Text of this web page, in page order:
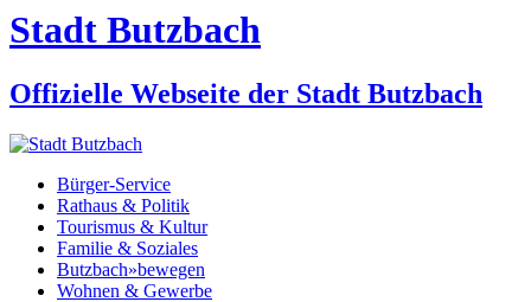
Stadt Butzbach
Offizielle Webseite der Stadt Butzbach
Bürger-Service
Rathaus & Politik
Tourismus & Kultur
Familie & Soziales
Butzbach»bewegen
Wohnen & Gewerbe